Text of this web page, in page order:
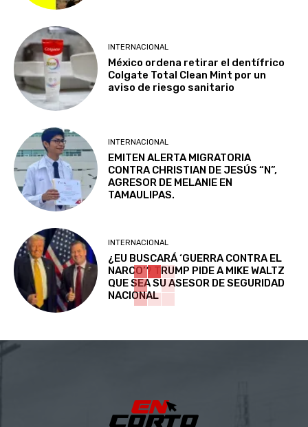
INTERNACIONAL
México ordena retirar el dentífrico
Colgate Total Clean Mint por un
aviso de riesgo sanitario
INTERNACIONAL
EMITEN ALERTA MIGRATORIA
CONTRA CHRISTIAN DE JESÚS “N”,
AGRESOR DE MELANIE EN
TAMAULIPAS.
INTERNACIONAL
¿EU BUSCARÁ ‘GUERRA CONTRA EL
NARCO’? TRUMP PIDE A MIKE WALTZ
QUE SEA SU ASESOR DE SEGURIDAD
NACIONAL